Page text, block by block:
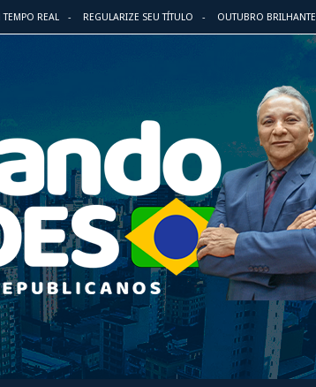
TEMPO REAL REGULARIZE SEU TÍTULO OUTUBRO BRILHANTE